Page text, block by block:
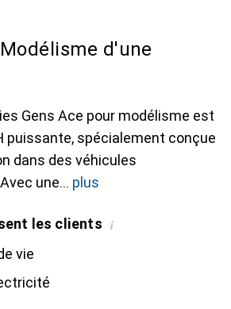
Modélisme d'une
Gens Ace pour modélisme est
puissante, spécialement conçue
dans des véhicules
une
plus
les clients i
vie